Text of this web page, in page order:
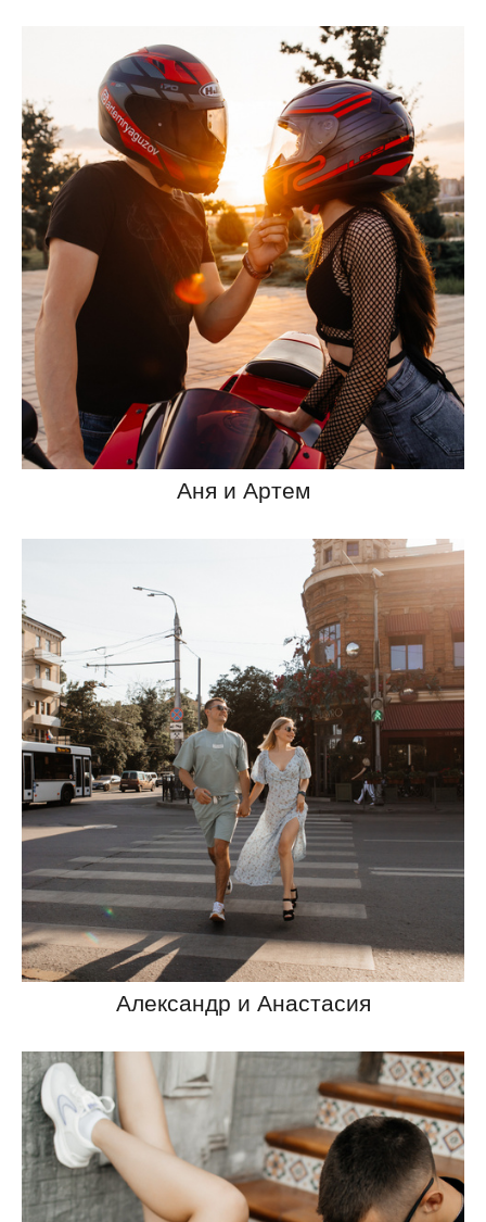
Аня и Артем
Александр и Анастасия